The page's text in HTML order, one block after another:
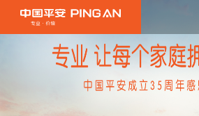
關於平
投資者